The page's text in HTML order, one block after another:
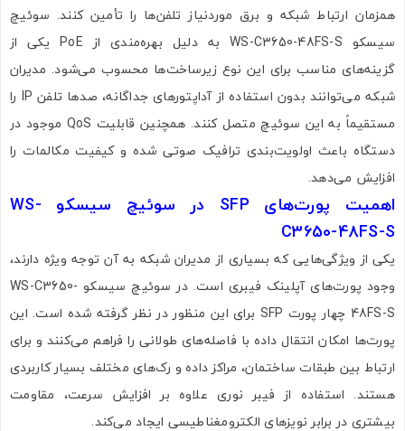
همزمان ارتباط شبکه و برق موردنیاز تلفن‌ها را تأمین کنند. سوئیچ
سیسکو WS-C3650-48FS-S به دلیل بهره‌مندی از PoE یکی از
گزینه‌های مناسب برای این نوع زیرساخت‌ها محسوب می‌شود. مدیران
شبکه می‌توانند بدون استفاده از آداپتورهای جداگانه، صدها تلفن IP را
مستقیماً به این سوئیچ متصل کنند. همچنین قابلیت QoS موجود در
دستگاه باعث اولویت‌بندی ترافیک صوتی شده و کیفیت مکالمات را
افزایش می‌دهد.
اهمیت پورت‌های SFP در سوئیچ سیسکو WS-
C3650-48FS-S
یکی از ویژگی‌هایی که بسیاری از مدیران شبکه به آن توجه ویژه دارند،
وجود پورت‌های آپلینک فیبری است. در سوئیچ سیسکو WS-C3650-
48FS-S چهار پورت SFP برای این منظور در نظر گرفته شده است. این
پورت‌ها امکان انتقال داده با فاصله‌های طولانی را فراهم می‌کنند و برای
ارتباط بین طبقات ساختمان، مراکز داده و رک‌های مختلف بسیار کاربردی
هستند. استفاده از فیبر نوری علاوه بر افزایش سرعت، مقاومت
بیشتری در برابر نویزهای الکترومغناطیسی ایجاد می‌کند.
تصاویر رسمی